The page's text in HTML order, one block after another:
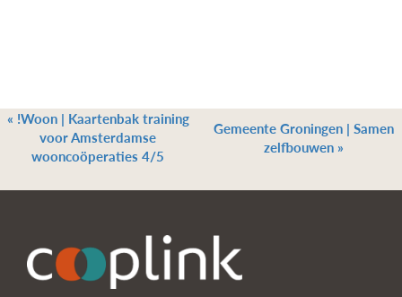
« !Woon | Kaartenbak training
voor Amsterdamse
wooncoöperaties 4/5
Gemeente Groningen | Samen
zelfbouwen »